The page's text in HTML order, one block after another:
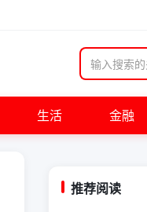
生活 金融
推荐阅读